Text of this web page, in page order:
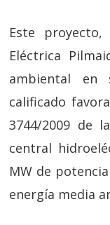
Este
Eléctrica
ambiental en
calificado
3744/2009 de
central
MW de
energía media